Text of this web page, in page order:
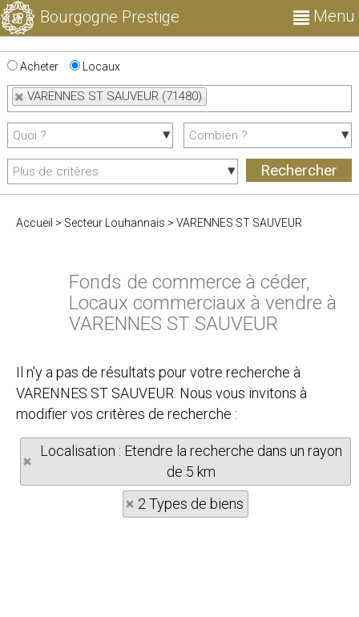
Bourgogne Prestige Menu
Acheter Locaux
VARENNES ST SAUVEUR (71480)
Accueil > Secteur Louhannais > VARENNES ST SAUVEUR
Fonds de commerce à céder,
Locaux commerciaux à vendre à
VARENNES ST SAUVEUR
Il n'y a pas de résultats pour votre recherche à
VARENNES ST SAUVEUR. Nous vous invitons à
modifier vos critères de recherche :
Localisation : Etendre la recherche dans un rayon
de 5 km
2 Types de biens